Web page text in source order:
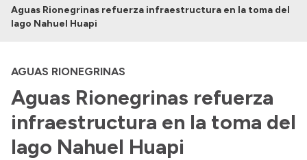
Institucional
Delegaciones
Autoridades
Normativa
Aguas Rionegrinas refuerza infraestructura en la toma del
lago Nahuel Huapi
AGUAS RIONEGRINAS
Aguas Rionegrinas refuerza
infraestructura en la toma del
lago Nahuel Huapi